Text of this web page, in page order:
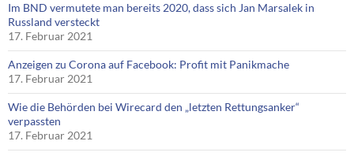
Im BND vermutete man bereits 2020, dass sich Jan Marsalek in
Russland versteckt
17. Februar 2021
Anzeigen zu Corona auf Facebook: Profit mit Panikmache
17. Februar 2021
Wie die Behörden bei Wirecard den „letzten Rettungsanker“
verpassten
17. Februar 2021